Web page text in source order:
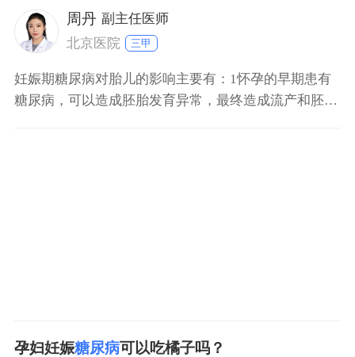
周丹 副主任医师
北京医院
三甲
妊娠期糖尿病对胎儿的影响主要有：1怀孕的早期患有
糖尿病，可以造成胚胎发育异常，最终造成流产和胚胎
孕妇妊娠糖尿病可以吃橘子吗？